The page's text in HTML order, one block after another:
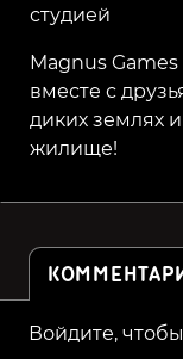
студией
Magnus
вместе с
диких землях
жилище!
Войдите,